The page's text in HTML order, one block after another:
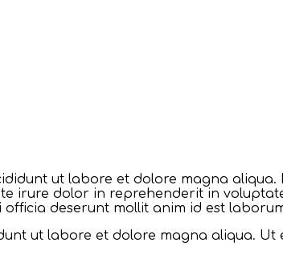
ut labore et dolore magna aliqua.
irure dolor in reprehenderit in
deserunt mollit anim id est
ut labore et dolore magna aliqua. Ut